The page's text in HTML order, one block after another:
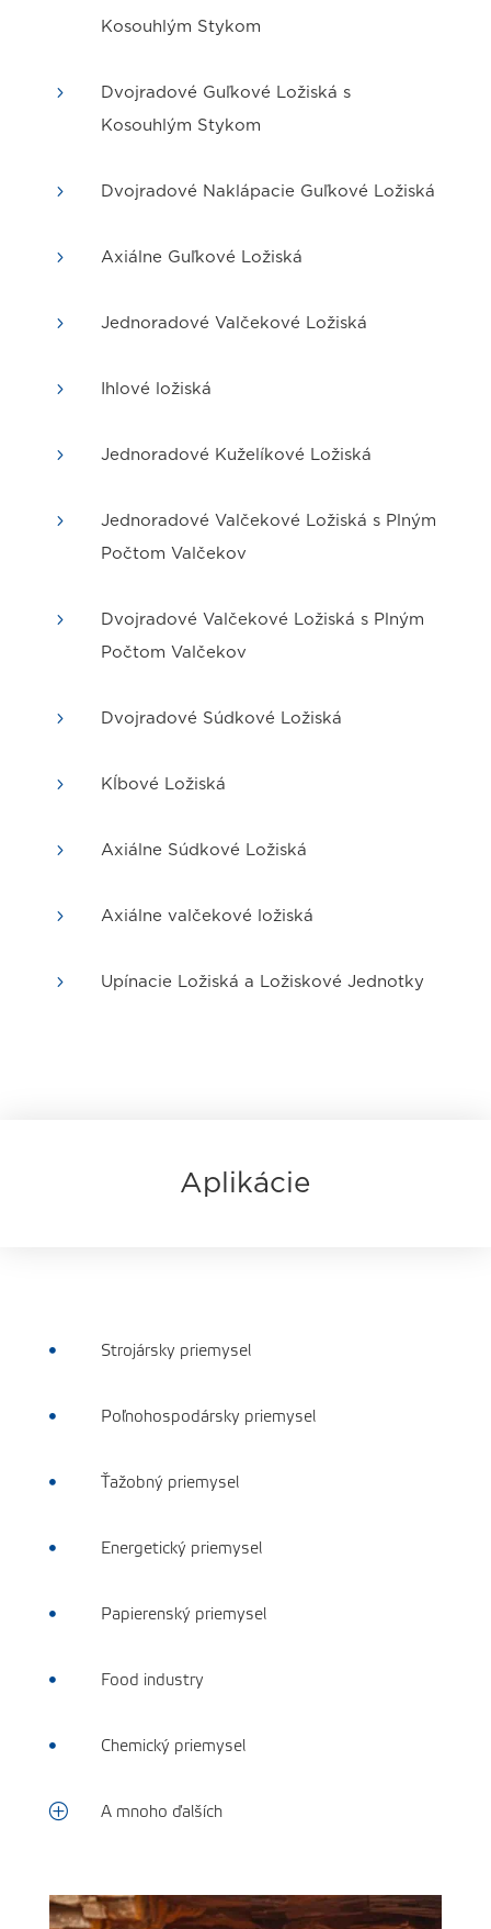
Kosouhlým Stykom
5
Dvojradové Guľkové Ložiská s
Kosouhlým Stykom
5 Dvojradové Naklápacie Guľkové Ložiská
5 Axiálne Guľkové Ložiská
5 Jednoradové Valčekové Ložiská
5 Ihlové ložiská
5 Jednoradové Kuželíkové Ložiská
5
Jednoradové Valčekové Ložiská s Plným
Počtom Valčekov
5
Dvojradové Valčekové Ložiská s Plným
Počtom Valčekov
5 Dvojradové Súdkové Ložiská
5 Kĺbové Ložiská
5 Axiálne Súdkové Ložiská
5 Axiálne valčekové ložiská
5 Upínacie Ložiská a Ložiskové Jednotky
Aplikácie
 Strojársky priemysel
 Poľnohospodársky priemysel
 Ťažobný priemysel
 Energetický priemysel
 Papierenský priemysel
 Food industry
 Chemický priemysel
P A mnoho ďalších